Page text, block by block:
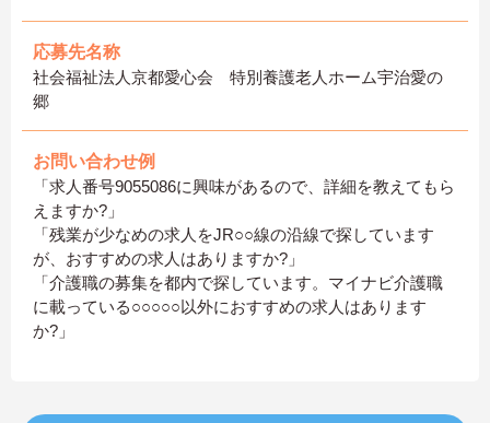
応募先名称
社会福祉法人京都愛心会 特別養護老人ホーム宇治愛の
郷
お問い合わせ例
「求人番号9055086に興味があるので、詳細を教えてもら
えますか?」
「残業が少なめの求人をJR○○線の沿線で探しています
が、おすすめの求人はありますか?」
「介護職の募集を都内で探しています。マイナビ介護職
に載っている○○○○○以外におすすめの求人はあります
か?」